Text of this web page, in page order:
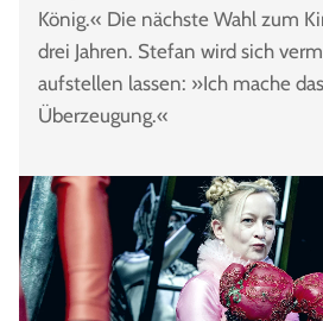
König.« Die nächste Wahl zum
drei Jahren. Stefan wird sich
aufstellen lassen: »Ich mache
Überzeugung.«